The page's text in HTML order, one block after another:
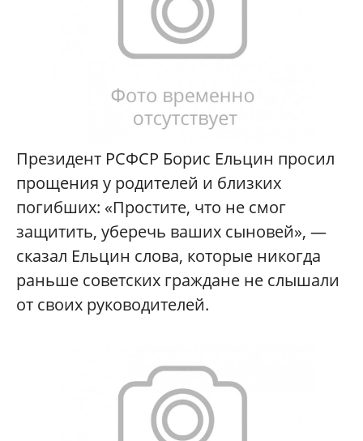
Президент РСФСР Борис Ельцин просил
прощения у родителей и близких
погибших: «Простите, что не смог
защитить, уберечь ваших сыновей», —
сказал Ельцин слова, которые никогда
раньше советских граждане не слышали
от своих руководителей.